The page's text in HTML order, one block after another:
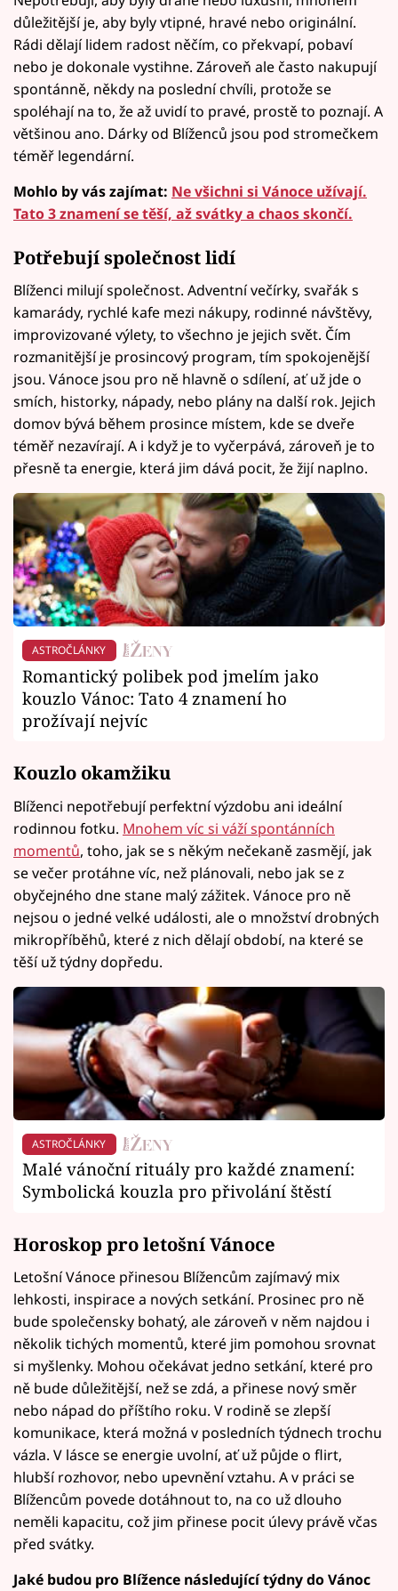
důležitější je, aby byly vtipné, hravé nebo originální.
Rádi dělají lidem radost něčím, co překvapí, pobaví
nebo je dokonale vystihne. Zároveň ale často nakupují
spontánně, někdy na poslední chvíli, protože se
spoléhají na to, že až uvidí to pravé, prostě to poznají. A
většinou ano. Dárky od Blíženců jsou pod stromečkem
téměř legendární.
Mohlo by vás zajímat: Ne všichni si Vánoce užívají.
Tato 3 znamení se těší, až svátky a chaos skončí.
Potřebují společnost lidí
Blíženci milují společnost. Adventní večírky, svařák s
kamarády, rychlé kafe mezi nákupy, rodinné návštěvy,
improvizované výlety, to všechno je jejich svět. Čím
rozmanitější je prosincový program, tím spokojenější
jsou. Vánoce jsou pro ně hlavně o sdílení, ať už jde o
smích, historky, nápady, nebo plány na další rok. Jejich
domov bývá během prosince místem, kde se dveře
téměř nezavírají. A i když je to vyčerpává, zároveň je to
přesně ta energie, která jim dává pocit, že žijí naplno.
ASTROČLÁNKY
Romantický polibek pod jmelím jako
kouzlo Vánoc: Tato 4 znamení ho
prožívají nejvíc
Kouzlo okamžiku
Blíženci nepotřebují perfektní výzdobu ani ideální
rodinnou fotku. Mnohem víc si váží spontánních
momentů, toho, jak se s někým nečekaně zasmějí, jak
se večer protáhne víc, než plánovali, nebo jak se z
obyčejného dne stane malý zážitek. Vánoce pro ně
nejsou o jedné velké události, ale o množství drobných
mikropříběhů, které z nich dělají období, na které se
těší už týdny dopředu.
ASTROČLÁNKY
Malé vánoční rituály pro každé znamení:
Symbolická kouzla pro přivolání štěstí
Horoskop pro letošní Vánoce
Letošní Vánoce přinesou Blížencům zajímavý mix
lehkosti, inspirace a nových setkání. Prosinec pro ně
bude společensky bohatý, ale zároveň v něm najdou i
několik tichých momentů, které jim pomohou srovnat
si myšlenky. Mohou očekávat jedno setkání, které pro
ně bude důležitější, než se zdá, a přinese nový směr
nebo nápad do příštího roku. V rodině se zlepší
komunikace, která možná v posledních týdnech trochu
vázla. V lásce se energie uvolní, ať už půjde o flirt,
hlubší rozhovor, nebo upevnění vztahu. A v práci se
Blížencům povede dotáhnout to, na co už dlouho
neměli kapacitu, což jim přinese pocit úlevy právě včas
před svátky.
Jaké budou pro Blížence následující týdny do Vánoc